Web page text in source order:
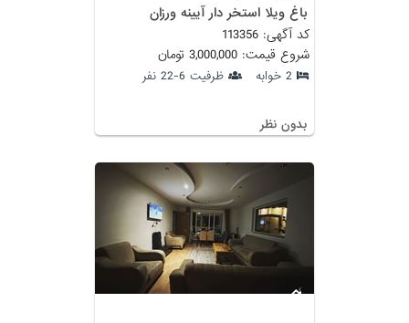
باغ ویلا استخر دار آیینه ورزان
کد آگهی: 113356
شروع قیمت: 3,000,000 تومان
2 خوابه ظرفیت 6-22 نفر
بدون نظر